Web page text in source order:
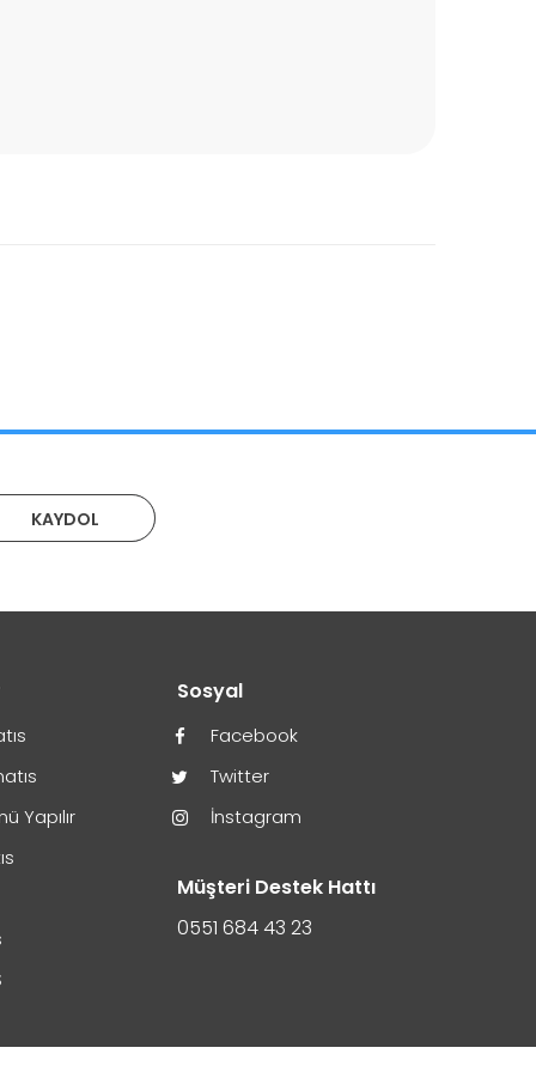
KAYDOL
Yapılır
Sosyal
Facebook
Twitter
İnstagram
Müşteri Destek Hattı
0551 684 43 23